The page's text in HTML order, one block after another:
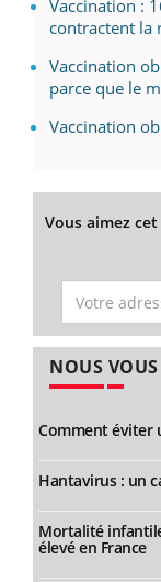
Vaccination :
contractent la
Vaccination
parce que le
Vaccination
Vous aimez
NOUS
Comment éviter
Hantavirus : un
Mortalité
élevé en France